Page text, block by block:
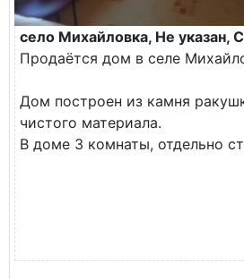
село Михайловка, Не указан,
Продаётся дом в селе
Дом построен из камня
чистого материала.
В доме 3 комнаты, отдельно